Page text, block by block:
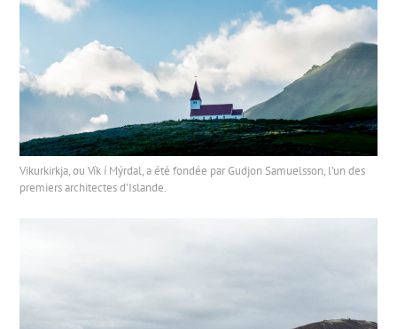
Vikurkirkja, ou Vík í Mýrdal, a été fondée par Gudjon Samuelsson, l’un des
premiers architectes d’Islande.